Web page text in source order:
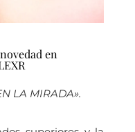
en
LA MIRADA».